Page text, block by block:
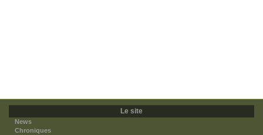
Le site
News
Chroniques